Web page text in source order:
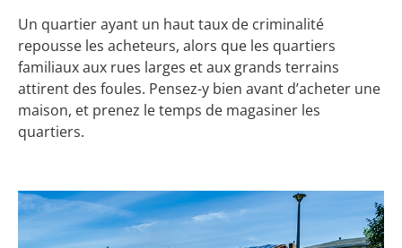
Un quartier ayant un haut taux de criminalité
repousse les acheteurs, alors que les quartiers
familiaux aux rues larges et aux grands terrains
attirent des foules. Pensez-y bien avant d’acheter une
maison, et prenez le temps de magasiner les
quartiers.